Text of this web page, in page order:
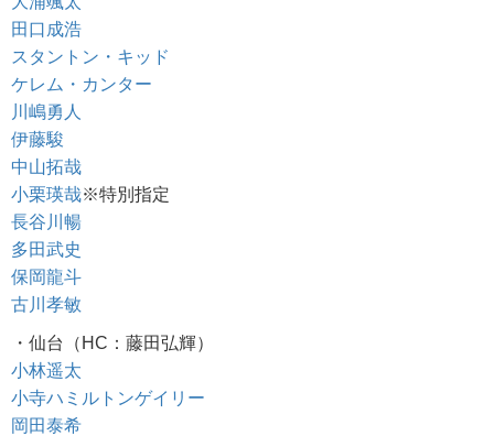
田口成浩
スタントン・キッド
ケレム・カンター
川嶋勇人
伊藤駿
中山拓哉
小栗瑛哉※特別指定
長谷川暢
多田武史
保岡龍斗
古川孝敏
・仙台（HC：藤田弘輝）
小林遥太
小寺ハミルトンゲイリー
岡田泰希